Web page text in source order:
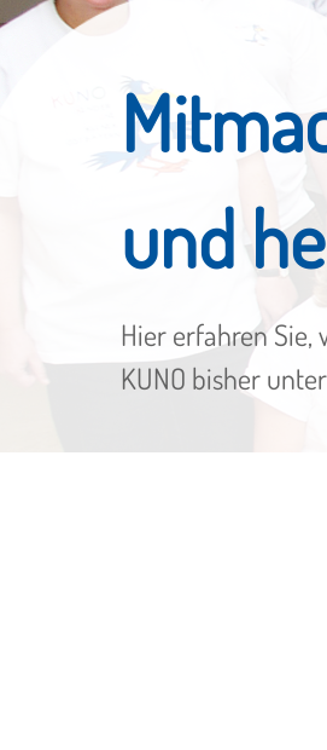
und
Hier erfahren
KUNO bisher